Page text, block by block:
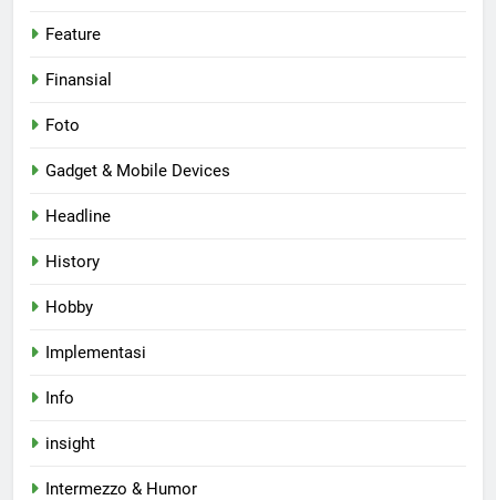
Feature
Finansial
Foto
Gadget & Mobile Devices
Headline
History
Hobby
Implementasi
Info
insight
Intermezzo & Humor